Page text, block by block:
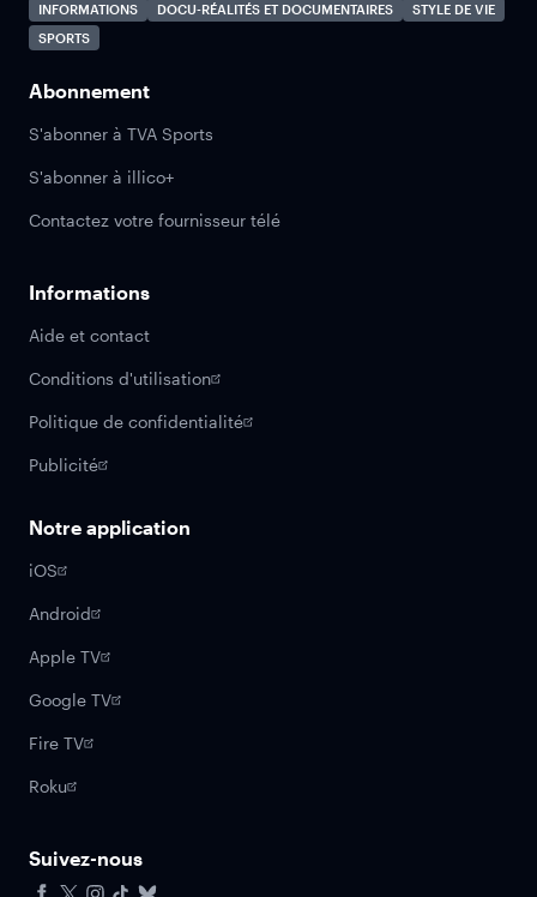
INFORMATIONS
DOCU-RÉALITÉS ET DOCUMENTAIRES
STYLE DE VIE
SPORTS
Abonnement
S'abonner à TVA Sports
S'abonner à illico+
Contactez votre fournisseur télé
Informations
Aide et contact
Conditions d'utilisation
Politique de confidentialité
Publicité
Notre application
iOS
Android
Apple TV
Google TV
Fire TV
Roku
Suivez-nous